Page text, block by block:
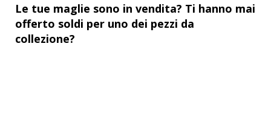
Le tue maglie sono in vendita? Ti hanno mai
offerto soldi per uno dei pezzi da
collezione?